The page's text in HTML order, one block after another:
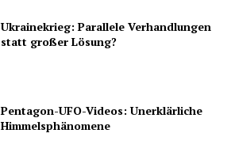
Ukrainekrieg: Parallele Verhandlungen
statt großer Lösung?
Pentagon-UFO-Videos: Unerklärliche
Himmelsphänomene